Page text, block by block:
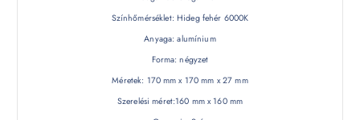
Színhőmérséklet: Hideg fehér 6000K
Anyaga: alumínium
Forma: négyzet
Méretek: 170 mm x 170 mm x 27 mm
Szerelési méret:160 mm x 160 mm